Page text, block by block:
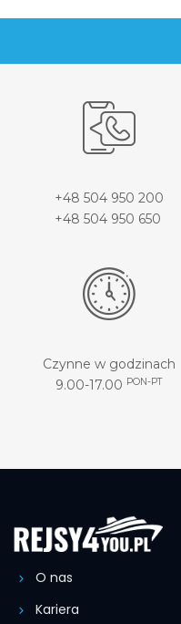
+48 504 950 200
+48 504 950 650
Czynne w godzinach
9.00-17.00 PON-PT
O nas
Kariera